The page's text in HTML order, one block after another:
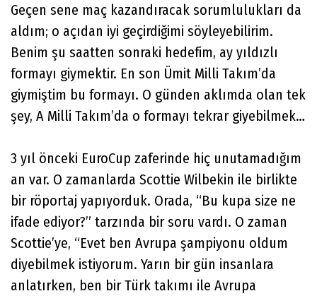
Geçen sene maç kazandıracak sorumlulukları da
aldım; o açıdan iyi geçirdiğimi söyleyebilirim.
Benim şu saatten sonraki hedefim, ay yıldızlı
formayı giymektir. En son Ümit Milli Takım’da
giymiştim bu formayı. O günden aklımda olan tek
şey, A Milli Takım’da o formayı tekrar giyebilmek…
3 yıl önceki EuroCup zaferinde hiç unutamadığım
an var. O zamanlarda Scottie Wilbekin ile birlikte
bir röportaj yapıyorduk. Orada, “Bu kupa size ne
ifade ediyor?” tarzında bir soru vardı. O zaman
Scottie’ye, “Evet ben Avrupa şampiyonu oldum
diyebilmek istiyorum. Yarın bir gün insanlara
anlatırken, ben bir Türk takımı ile Avrupa